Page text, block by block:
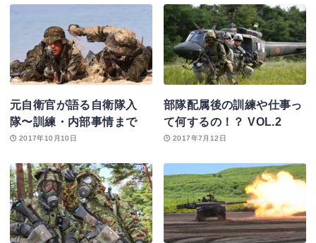
元自衛官が語る自衛隊入
隊〜訓練・内部事情まで
2017年10月10日
部隊配属後の訓練や仕事っ
て何するの！？ VOL.2
2017年7月12日